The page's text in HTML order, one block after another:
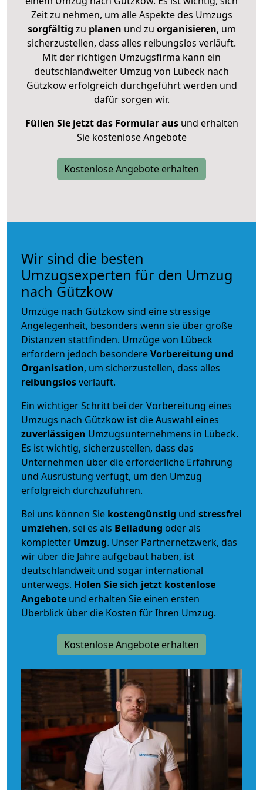
Zeit zu nehmen, um alle Aspekte des Umzugs
sorgfältig zu planen und zu organisieren, um
sicherzustellen, dass alles reibungslos verläuft.
Mit der richtigen Umzugsfirma kann ein
deutschlandweiter Umzug von Lübeck nach
Gützkow erfolgreich durchgeführt werden und
dafür sorgen wir.
Füllen Sie jetzt das Formular ausund erhalten
Sie kostenlose Angebote
Kostenlose Angebote erhalten
Wir sind die besten
Umzugsexperten für den Umzug
nach Gützkow
Umzüge nach Gützkow sind eine stressige
Angelegenheit, besonders wenn sie über große
Distanzen stattfinden. Umzüge von Lübeck
erfordern jedoch besondereVorbereitung und
Organisation, um sicherzustellen, dass alles
reibungslosverläuft.
Ein wichtiger Schritt bei der Vorbereitung eines
Umzugs nach Gützkow ist die Auswahl eines
zuverlässigen Umzugsunternehmens in Lübeck.
Es ist wichtig, sicherzustellen, dass das
Unternehmen über die erforderliche Erfahrung
und Ausrüstung verfügt, um den Umzug
erfolgreich durchzuführen.
Bei uns können Sie kostengünstig und stressfrei
umziehen, sei es als Beiladung oder als
kompletter Umzug. Unser Partnernetzwerk, das
wir über die Jahre aufgebaut haben, ist
deutschlandweit und sogar international
unterwegs. Holen Sie sich jetzt kostenlose
Angebote und erhalten Sie einen ersten
Überblick über die Kosten für Ihren Umzug.
Kostenlose Angebote erhalten